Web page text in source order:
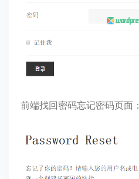
前端找回密码忘记密码页面：